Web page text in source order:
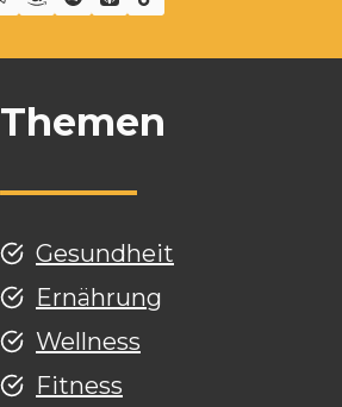
Themen
Gesundheit
Ernährung
Wellness
Fitness